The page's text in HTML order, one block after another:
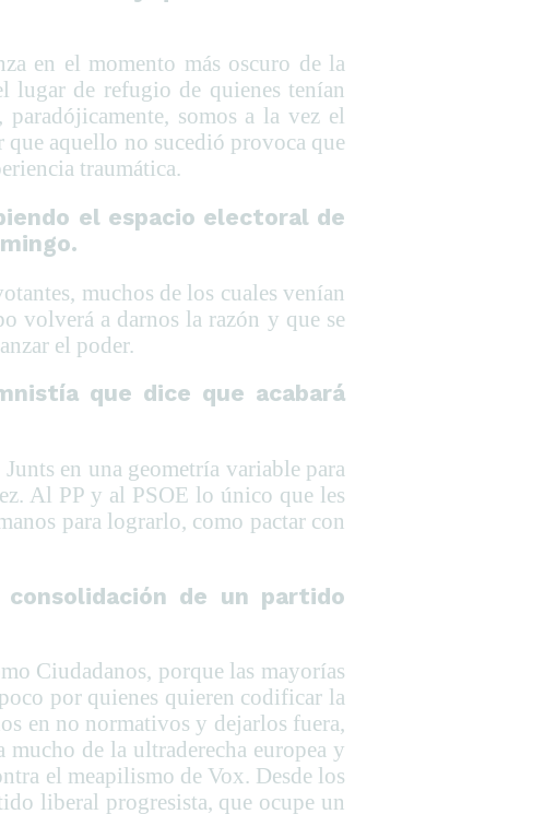
en el momento más oscuro de la
lugar de refugio de quienes tenían
somos a la vez el
que aquello no sucedió provoca que
traumática.
el espacio electoral de
muchos de los cuales venían
volverá a darnos la razón y que se
el poder.
que dice que acabará
en una geometría variable para
Al PP y al PSOE lo único que les
para lograrlo, como pactar con
de un partido
Ciudadanos, porque las mayorías
por quienes quieren codificar la
en no normativos y dejarlos fuera,
de la ultraderecha europea y
el meapilismo de Vox. Desde los
liberal progresista, que ocupe un